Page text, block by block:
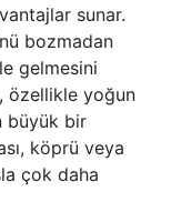
sunar.
bozmadan
gelmesini
özellikle yoğun
büyük bir
köprü veya
çok daha